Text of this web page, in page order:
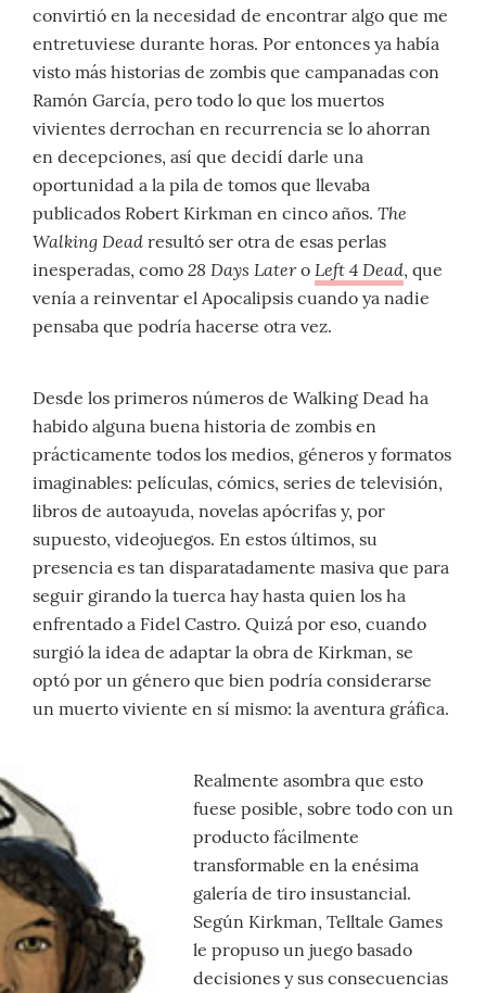
convirtió en la necesidad de encontrar algo que me
entretuviese durante horas. Por entonces ya había
visto más historias de zombis que campanadas con
Ramón García, pero todo lo que los muertos
vivientes derrochan en recurrencia se lo ahorran
en decepciones, así que decidí darle una
oportunidad a la pila de tomos que llevaba
publicados Robert Kirkman en cinco años. The
Walking Dead resultó ser otra de esas perlas
inesperadas, como 28 Days Latero Left 4 Dead, que
venía a reinventar el Apocalipsis cuando ya nadie
pensaba que podría hacerse otra vez.
Desde los primeros números de Walking Dead ha
habido alguna buena historia de zombis en
prácticamente todos los medios, géneros y formatos
imaginables: películas, cómics, series de televisión,
libros de autoayuda, novelas apócrifas y, por
supuesto, videojuegos. En estos últimos, su
presencia es tan disparatadamente masiva que para
seguir girando la tuerca hay hasta quien los ha
enfrentado a Fidel Castro. Quizá por eso, cuando
surgió la idea de adaptar la obra de Kirkman, se
optó por un género que bien podría considerarse
un muerto viviente en sí mismo: la aventura gráfica.
Realmente asombra que esto
fuese posible, sobre todo con un
producto fácilmente
transformable en la enésima
galería de tiro insustancial.
Según Kirkman, Telltale Games
le propuso un juego basado
decisiones y sus consecuencias